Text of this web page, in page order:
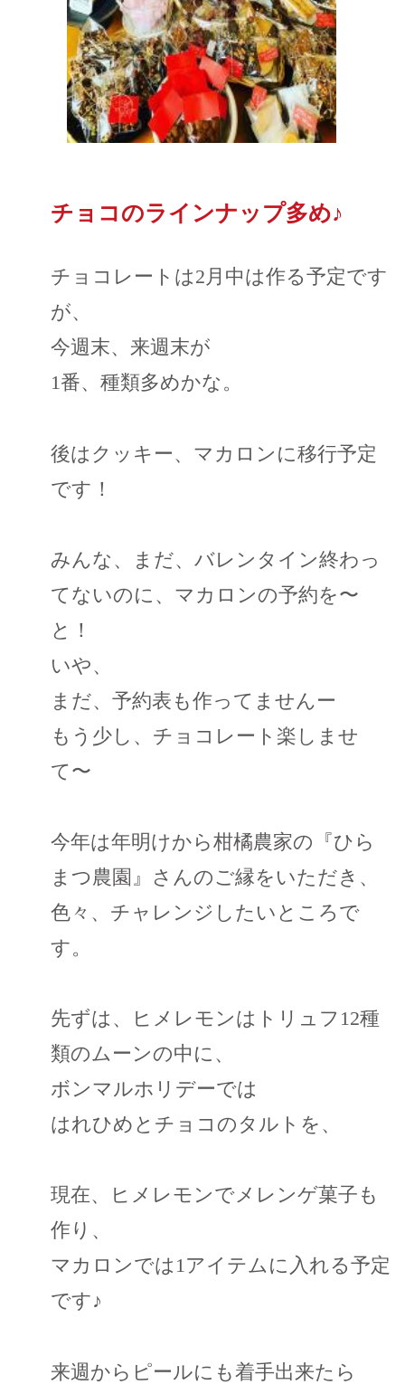
チョコのラインナップ多め♪
チョコレートは2月中は作る予定です
が、
今週末、来週末が
1番、種類多めかな。
後はクッキー、マカロンに移行予定
です！
みんな、まだ、バレンタイン終わっ
てないのに、マカロンの予約を〜
と！
いや、
まだ、予約表も作ってませんー
もう少し、チョコレート楽しませ
て〜
今年は年明けから柑橘農家の『ひら
まつ農園』さんのご縁をいただき、
色々、チャレンジしたいところで
す。
先ずは、ヒメレモンはトリュフ12種
類のムーンの中に、
ボンマルホリデーでは
はれひめとチョコのタルトを、
現在、ヒメレモンでメレンゲ菓子も
作り、
マカロンでは1アイテムに入れる予定
です♪
来週からピールにも着手出来たら